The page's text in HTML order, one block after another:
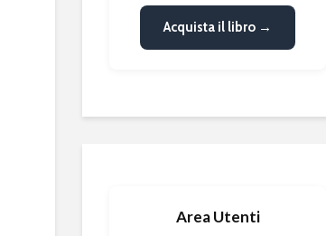
Acquista il libro →
Area Utenti